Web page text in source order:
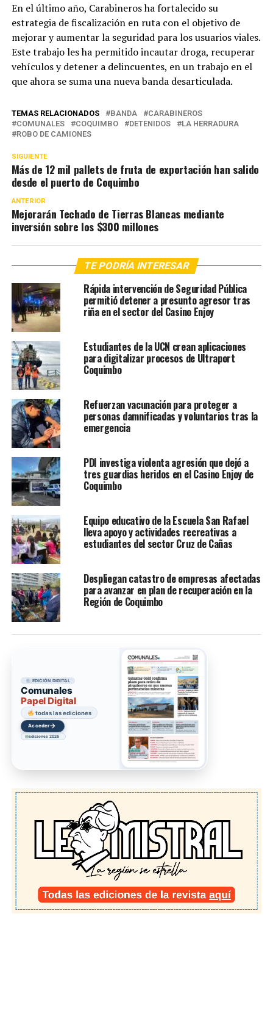
En el último año, Carabineros ha fortalecido su
estrategia de fiscalización en ruta con el objetivo de
mejorar y aumentar la seguridad para los usuarios viales.
Este trabajo les ha permitido incautar droga, recuperar
vehículos y detener a delincuentes, en un trabajo en el
que ahora se suma una nueva banda desarticulada.
TEMAS RELACIONADOS BANDA
CARABINEROS
COMUNALES
COQUIMBO DETENIDOS
LA HERRADURA
ROBO DE CAMIONES
SIGUIENTE
Más de 12 mil pallets de fruta de exportación han salido
desde el puerto de Coquimbo
ANTERIOR
Mejorarán Techado de Tierras Blancas mediante
inversión sobre los $300 millones
TE PODRÍA INTERESAR
Rápida intervención de Seguridad Pública
permitió detener a presunto agresor tras
riña en el sector del Casino Enjoy
Estudiantes de la UCN crean aplicaciones
para digitalizar procesos de Ultraport
Coquimbo
Refuerzan vacunación para proteger a
personas damnificadas y voluntarios tras la
emergencia
PDI investiga violenta agresión que dejó a
tres guardias heridos en el Casino Enjoy de
Coquimbo
Equipo educativo de la Escuela San Rafael
lleva apoyo y actividades recreativas a
estudiantes del sector Cruz de Cañas
Despliegan catastro de empresas afectadas
para avanzar en plan de recuperación en la
Región de Coquimbo
EDICIÓN DIGITAL
Comunales
Papel Digital
colección digital
Acceder→
ediciones 2026